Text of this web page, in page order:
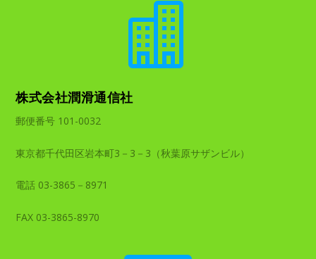

株式会社潤滑通信社
郵便番号 101-0032
東京都千代田区岩本町3－3－3（秋葉原サザンビル）
電話 03-3865－8971
FAX 03-3865-8970